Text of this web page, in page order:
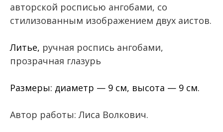
авторской росписью ангобами, со
стилизованным изображением двух аистов.
Литье, ручная роспись ангобами,
прозрачная глазурь
Размеры: диаметр — 9 см, высота — 9 см.
Автор работы: Лиса Волкович.